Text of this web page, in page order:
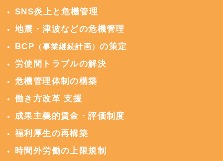
SNS炎上と危機管理
地震・津波などの危機管理
BCP （事業継続計画）の策定
労使間トラブルの解決
危機管理体制の構築
働き方改革 支援
成果主義的賃金・評価制度
福利厚生の再構築
時間外労働の上限規制